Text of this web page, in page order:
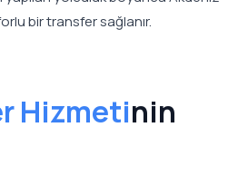
bir transfer sağlanır.
Hizmetinin